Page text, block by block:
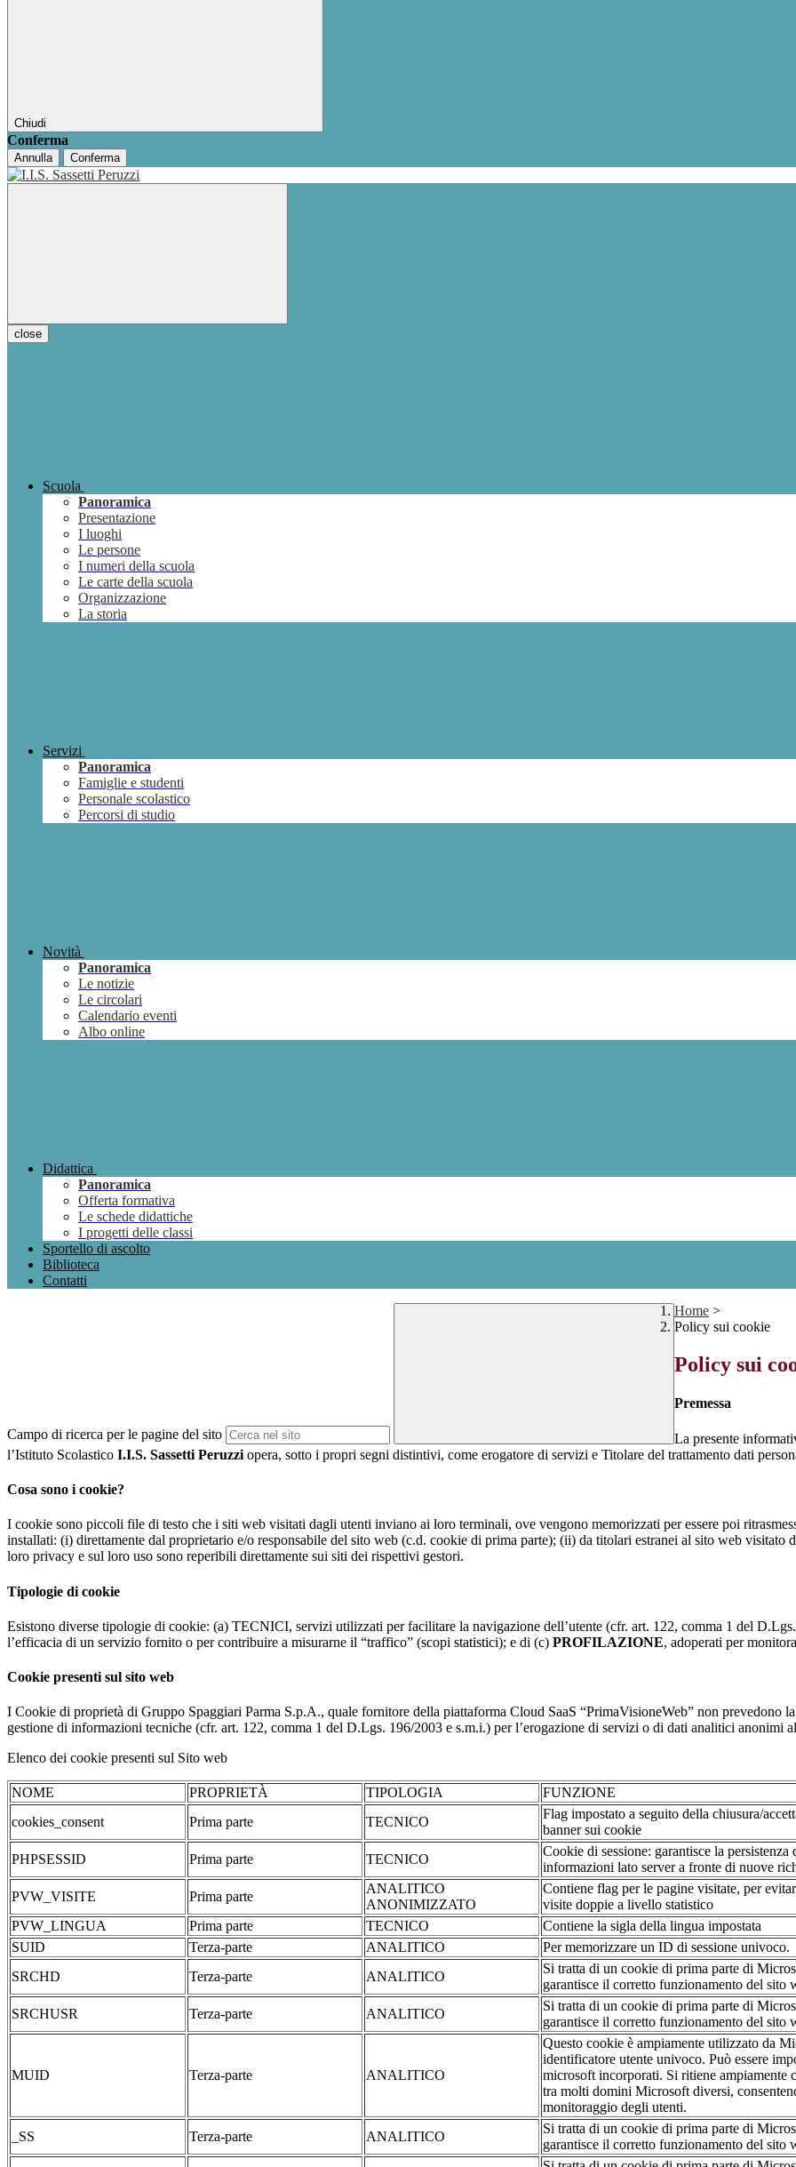
Chiudi
Conferma
Annulla Conferma
close
Scuola
Panoramica
Presentazione
I luoghi
Le persone
I numeri della scuola
Le carte della scuola
Organizzazione
La storia
Servizi
Panoramica
Famiglie e studenti
Personale scolastico
Percorsi di studio
Novità
Panoramica
Le notizie
Le circolari
Calendario eventi
Albo online
Didattica
Panoramica
Offerta formativa
Le schede didattiche
I progetti delle classi
Sportello di ascolto
Biblioteca
Contatti
Campo di ricerca per le pagine del sito
Home >
Policy sui cookie
Policy sui
Premessa
La presente
l’Istituto Scolastico I.I.S. Sassetti Peruzzi opera, sotto i propri segni distintivi, come erogatore di servizi e Titolare del trattamento dati
Cosa sono i cookie?
I cookie sono piccoli file di testo che i siti web visitati dagli utenti inviano ai loro terminali, ove vengono memorizzati per essere poi
installati: (i) direttamente dal proprietario e/o responsabile del sito web (c.d. cookie di prima parte); (ii) da titolari estranei al sito web
loro privacy e sul loro uso sono reperibili direttamente sui siti dei rispettivi gestori.
Tipologie di cookie
Esistono diverse tipologie di cookie: (a) TECNICI, servizi utilizzati per facilitare la navigazione dell’utente (cfr. art. 122, comma 1 del
l’efficacia di un servizio fornito o per contribuire a misurarne il “traffico” (scopi statistici); e di (c) PROFILAZIONE, adoperati per
Cookie presenti sul sito web
I Cookie di proprietà di Gruppo Spaggiari Parma S.p.A., quale fornitore della piattaforma Cloud SaaS “PrimaVisioneWeb” non prevedono
gestione di informazioni tecniche (cfr. art. 122, comma 1 del D.Lgs. 196/2003 e s.m.i.) per l’erogazione di servizi o di dati analitici anonimi
Elenco dei cookie presenti sul Sito web
NOME PROPRIETÀ TIPOLOGIA
FUNZIONE
cookies_consent
Prima parte TECNICO
Flag impostato a seguito della chiusura/
banner sui cookie
PHPSESSID
Prima parte TECNICO
Cookie di sessione: garantisce la persistenza
informazioni lato server a fronte di nuove
PVW_VISITE
Prima parte
ANALITICO
ANONIMIZZATO
Contiene flag per le pagine visitate, per
visite doppie a livello statistico
PVW_LINGUA
Prima parte TECNICO
Contiene la sigla della lingua impostata
SUID
Terza-parte ANALITICO
Per memorizzare un ID di sessione univoco.
SRCHD
Terza-parte ANALITICO
Si tratta di un cookie di prima parte di
garantisce il corretto funzionamento del sito
SRCHUSR
Terza-parte ANALITICO
Si tratta di un cookie di prima parte di
garantisce il corretto funzionamento del sito
MUID Terza-parte ANALITICO
Questo cookie è ampiamente utilizzato da
identificatore utente univoco. Può essere
microsoft incorporati. Si ritiene ampiamente
tra molti domini Microsoft diversi,
monitoraggio degli utenti.
_SS
Terza-parte ANALITICO
Si tratta di un cookie di prima parte di
garantisce il corretto funzionamento del sito